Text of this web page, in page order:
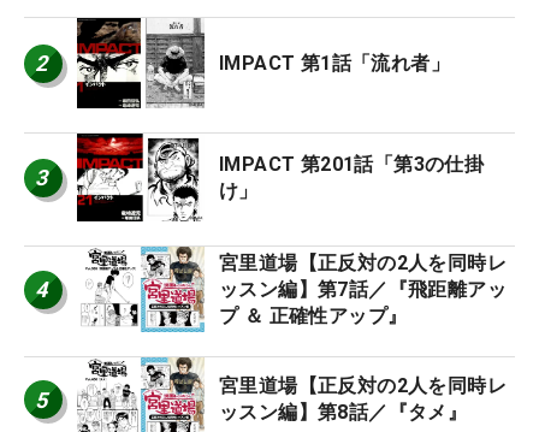
2 IMPACT 第1話「流れ者」
3
IMPACT 第201話「第3の仕掛
け」
4
宮里道場【正反対の2人を同時レ
ッスン編】第7話／『飛距離アッ
プ ＆ 正確性アップ』
5
宮里道場【正反対の2人を同時レ
ッスン編】第8話／『タメ』